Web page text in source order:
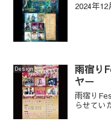
2024年12
Design
雨宿り
ヤー
雨宿り
らせてい